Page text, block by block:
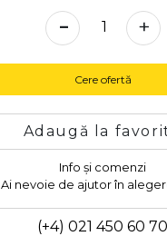
- +
Cere ofertă
Adaugă la
Info și comenzi
Ai nevoie de ajutor în
(+4) 021 450 60 70